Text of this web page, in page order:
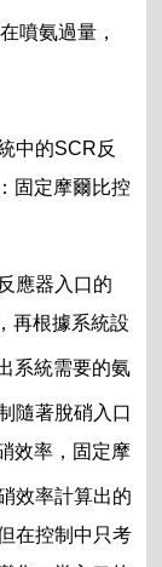
噴氨過量，
中的SCR反
固定摩爾比控
應器入口的
再根據系統設
系統需要的氨
隨著脫硝入口
效率，固定摩
效率計算出的
在控制中只考